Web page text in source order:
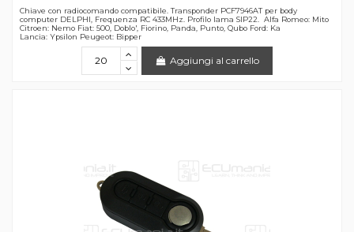
Chiave con radiocomando compatibile. Transponder PCF7946AT per body
computer DELPHI, Frequenza RC 433MHz. Profilo lama SIP22. Alfa Romeo: Mito
Citroen: Nemo Fiat: 500, Doblo', Fiorino, Panda, Punto, Qubo Ford: Ka
Lancia: Ypsilon Peugeot: Bipper
Aggiungi al carrello